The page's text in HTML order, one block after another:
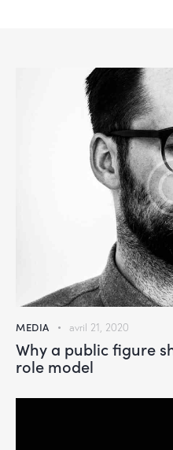
MEDIA avril 21, 2020
Why a public figure
role model